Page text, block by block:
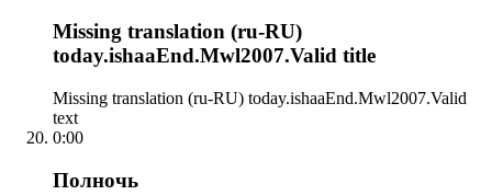
Missing translation (ru-RU)
today.ishaaEnd.Mwl2007.Valid title
Missing translation (ru-RU) today.ishaaEnd.Mwl2007.Valid
text
0:00
Полночь